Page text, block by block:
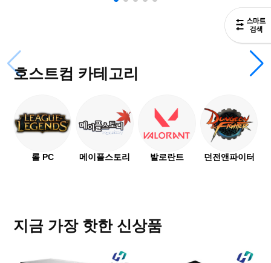
인텔 i5 14400F + RTX 5060 게이밍 조립
라이젠7 9700X + RTX 5070 Ti 게이밍 조
립컴퓨터
SOLD OUT
호스트컴 카테고리
롤 PC 메이플스토리 발로란트 던전앤파이터
지금 가장 핫한 신상품